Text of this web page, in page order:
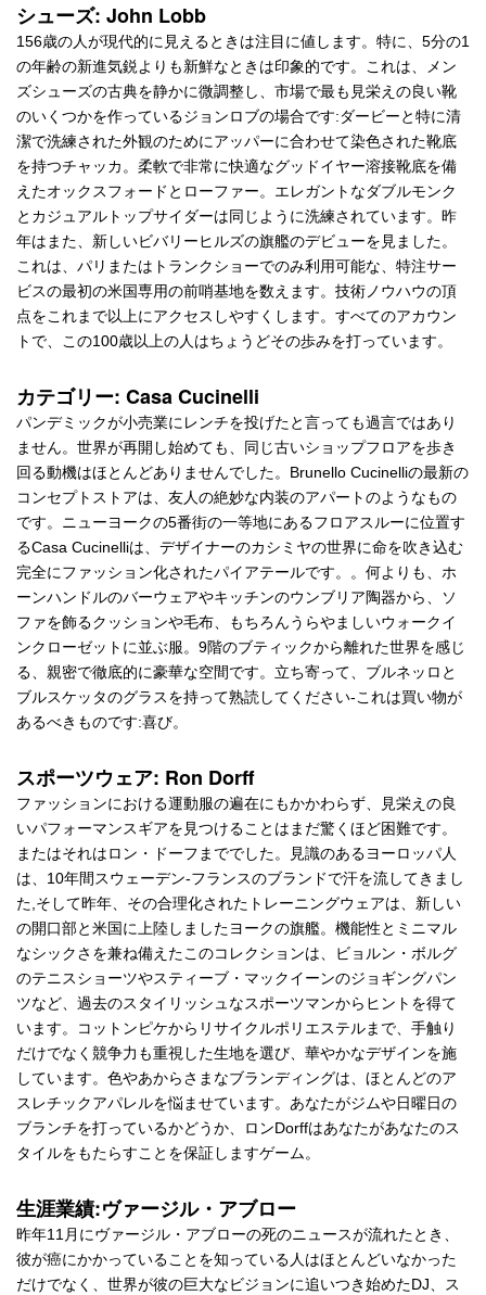
シューズ: John Lobb
156歳の人が現代的に見えるときは注目に値します。特に、5分の1
の年齢の新進気鋭よりも新鮮なときは印象的です。これは、メン
ズシューズの古典を静かに微調整し、市場で最も見栄えの良い靴
のいくつかを作っているジョンロブの場合です:ダービーと特に清
潔で洗練された外観のためにアッパーに合わせて染色された靴底
を持つチャッカ。柔軟で非常に快適なグッドイヤー溶接靴底を備
えたオックスフォードとローファー。エレガントなダブルモンク
とカジュアルトップサイダーは同じように洗練されています。昨
年はまた、新しいビバリーヒルズの旗艦のデビューを見ました。
これは、パリまたはトランクショーでのみ利用可能な、特注サー
ビスの最初の米国専用の前哨基地を数えます。技術ノウハウの頂
点をこれまで以上にアクセスしやすくします。すべてのアカウン
トで、この100歳以上の人はちょうどその歩みを打っています。
カテゴリー: Casa Cucinelli
パンデミックが小売業にレンチを投げたと言っても過言ではあり
ません。世界が再開し始めても、同じ古いショップフロアを歩き
回る動機はほとんどありませんでした。Brunello Cucinelliの最新の
コンセプトストアは、友人の絶妙な内装のアパートのようなもの
です。ニューヨークの5番街の一等地にあるフロアスルーに位置す
るCasa Cucinelliは、デザイナーのカシミヤの世界に命を吹き込む
完全にファッション化されたパイアテールです。。何よりも、ホ
ーンハンドルのバーウェアやキッチンのウンブリア陶器から、ソ
ファを飾るクッションや毛布、もちろんうらやましいウォークイ
ンクローゼットに並ぶ服。9階のブティックから離れた世界を感じ
る、親密で徹底的に豪華な空間です。立ち寄って、ブルネッロと
ブルスケッタのグラスを持って熟読してください-これは買い物が
あるべきものです:喜び。
スポーツウェア: Ron Dorff
ファッションにおける運動服の遍在にもかかわらず、見栄えの良
いパフォーマンスギアを見つけることはまだ驚くほど困難です。
またはそれはロン・ドーフまででした。見識のあるヨーロッパ人
は、10年間スウェーデン-フランスのブランドで汗を流してきまし
た,そして昨年、その合理化されたトレーニングウェアは、新しい
の開口部と米国に上陸しましたヨークの旗艦。機能性とミニマル
なシックさを兼ね備えたこのコレクションは、ビョルン・ボルグ
のテニスショーツやスティーブ・マックイーンのジョギングパン
ツなど、過去のスタイリッシュなスポーツマンからヒントを得て
います。コットンピケからリサイクルポリエステルまで、手触り
だけでなく競争力も重視した生地を選び、華やかなデザインを施
しています。色やあからさまなブランディングは、ほとんどのア
スレチックアパレルを悩ませています。あなたがジムや日曜日の
ブランチを打っているかどうか、ロンDorffはあなたがあなたのス
タイルをもたらすことを保証しますゲーム。
生涯業績:ヴァージル・アブロー
昨年11月にヴァージル・アブローの死のニュースが流れたとき、
彼が癌にかかっていることを知っている人はほとんどいなかった
だけでなく、世界が彼の巨大なビジョンに追いつき始めたDJ、ス